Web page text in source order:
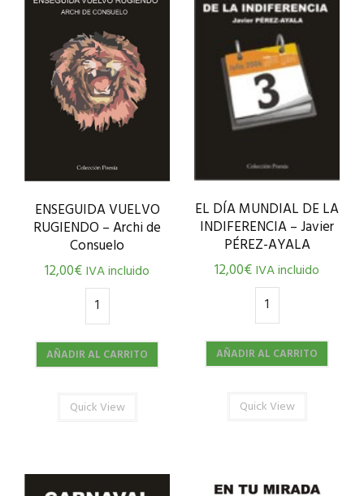
ENSEGUIDA VUELVO
RUGIENDO – Archi de
Consuelo
12,00€IVA incluido
AÑADIR AL CARRITO
Quick View
EL DÍA MUNDIAL DE LA
INDIFERENCIA – Javier
PÉREZ-AYALA
12,00€IVA incluido
AÑADIR AL CARRITO
Quick View